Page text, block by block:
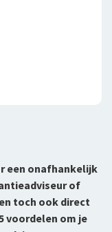
een onafhankelijk
of
toch ook direct
voordelen om je